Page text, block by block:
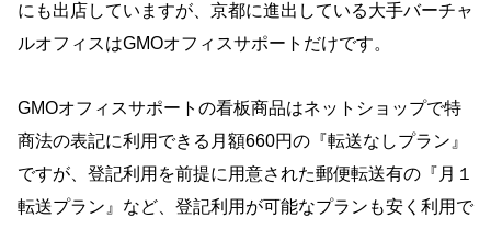
にも出店していますが、京都に進出している大手バーチャ
ルオフィスはGMOオフィスサポートだけです。
GMOオフィスサポートの看板商品はネットショップで特
商法の表記に利用できる月額660円の『転送なしプラン』
ですが、登記利用を前提に用意された郵便転送有の『月１
転送プラン』など、登記利用が可能なプランも安く利用で